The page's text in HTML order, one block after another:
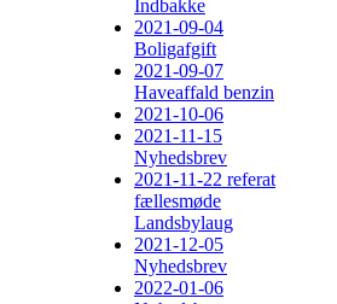
Indbakke
2021-09-04
Boligafgift
2021-09-07
Haveaffald benzin
2021-10-06
2021-11-15
Nyhedsbrev
2021-11-22 referat
fællesmøde
Landsbylaug
2021-12-05
Nyhedsbrev
2022-01-06